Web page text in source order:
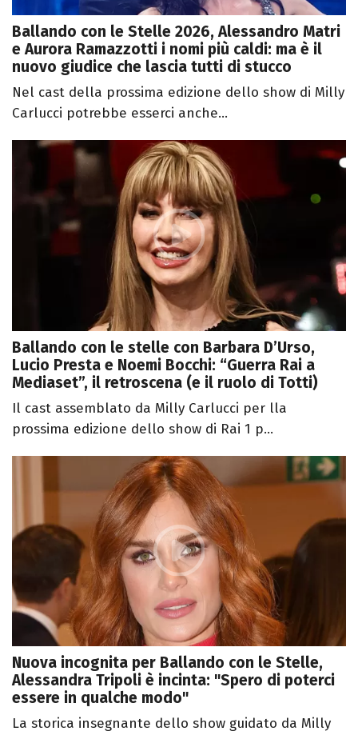
Ballando con le Stelle 2026, Alessandro Matri
e Aurora Ramazzotti i nomi più caldi: ma è il
nuovo giudice che lascia tutti di stucco
Nel cast della prossima edizione dello show di Milly
Carlucci potrebbe esserci anche...
Ballando con le stelle con Barbara D’Urso,
Lucio Presta e Noemi Bocchi: “Guerra Rai a
Mediaset”, il retroscena (e il ruolo di Totti)
Il cast assemblato da Milly Carlucci per lla
prossima edizione dello show di Rai 1 p...
Nuova incognita per Ballando con le Stelle,
Alessandra Tripoli è incinta: "Spero di poterci
essere in qualche modo"
La storica insegnante dello show guidato da Milly